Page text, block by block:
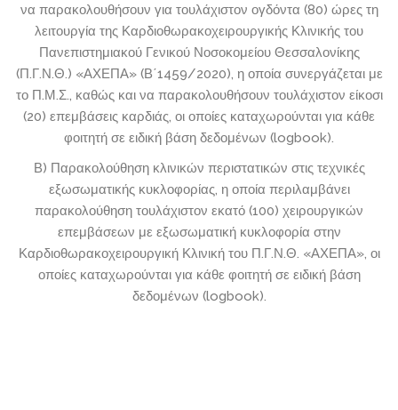
να παρακολουθήσουν για τουλάχιστον ογδόντα (80) ώρες τη
λειτουργία της Καρδιοθωρακοχειρουργικής Κλινικής του
Πανεπιστημιακού Γενικού Νοσοκομείου Θεσσαλονίκης
(Π.Γ.Ν.Θ.) «ΑΧΕΠΑ» (Β΄1459/2020), η οποία συνεργάζεται με
το Π.Μ.Σ., καθώς και να παρακολουθήσουν τουλάχιστον είκοσι
(20) επεμβάσεις καρδιάς, οι οποίες καταχωρούνται για κάθε
φοιτητή σε ειδική βάση δεδομένων (logbook).
Β) Παρακολούθηση κλινικών περιστατικών στις τεχνικές
εξωσωματικής κυκλοφορίας, η οποία περιλαμβάνει
παρακολούθηση τουλάχιστον εκατό (100) χειρουργικών
επεμβάσεων με εξωσωματική κυκλοφορία στην
Καρδιοθωρακοχειρουργική Κλινική του Π.Γ.Ν.Θ. «ΑΧΕΠΑ», οι
οποίες καταχωρούνται για κάθε φοιτητή σε ειδική βάση
δεδομένων (logbook).